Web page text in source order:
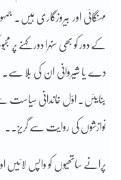
مہنگائی اور بیروزگاری ہیں۔
کے دور کو بھی سنہرا دور کہنے
دے یا شیروانی ان کی بلا
بنایئں۔ اوّل خاندانی سیاست
نوازشوں کی روایت سے گریز۔۔
پرانے ساتھیوں کو واپس لائیں